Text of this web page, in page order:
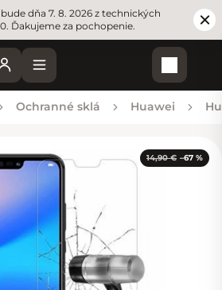
dňa 7. 8. 2026 z technických
Ďakujeme za pochopenie.
Ochranné sklá Huawei
14,90 € –67 %